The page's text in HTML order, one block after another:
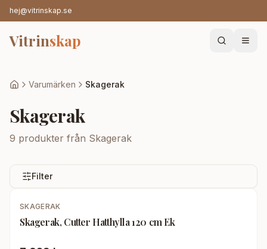
hej@vitrinskap.se
Vitrinskap
Varumärken Skagerak
Skagerak
9 produkter från Skagerak
Filter
- 10 %
SKAGERAK
Skagerak, Cutter Hatthylla 120 cm Ek